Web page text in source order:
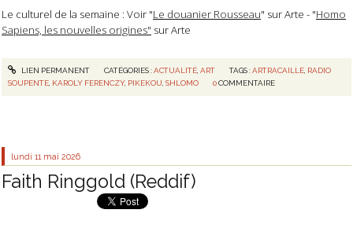
Le culturel de la semaine : Voir "Le douanier Rousseau" sur Arte - "Homo
Sapiens, les nouvelles origines" sur Arte
LIEN PERMANENT CATÉGORIES :ACTUALITÉ, ART TAGS :ARTRACAILLE, RADIO
SOUPENTE, KAROLY FERENCZY, PIKEKOU,SHLOMO 0 COMMENTAIRE
lundi 11 mai 2026
Faith Ringgold (Reddif)